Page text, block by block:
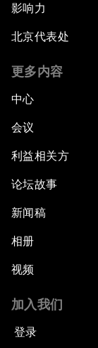
影响力
北京代表处
更多内容
中心
会议
利益相关方
论坛故事
新闻稿
相册
视频
加入我们
登录